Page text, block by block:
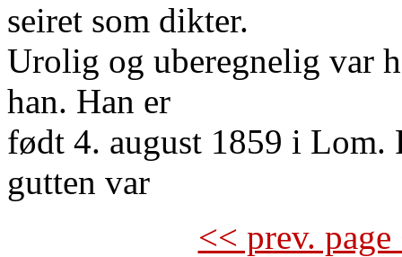
seiret som dikter.
Urolig og uberegnelig var
han. Han er
født 4. august 1859 i
gutten var
<< prev.